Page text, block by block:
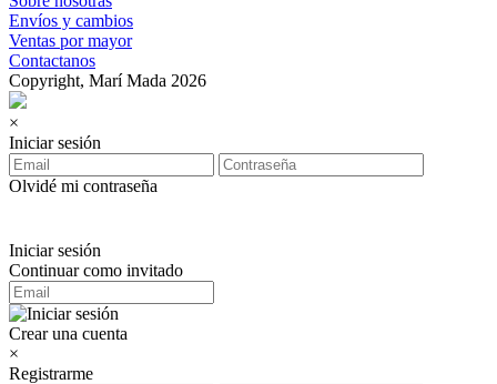
Envíos y cambios
Ventas por mayor
Contactanos
Copyright, Marí Mada 2026
×
Iniciar sesión
Olvidé mi contraseña
Iniciar sesión
Continuar como invitado
Crear una cuenta
×
Registrarme